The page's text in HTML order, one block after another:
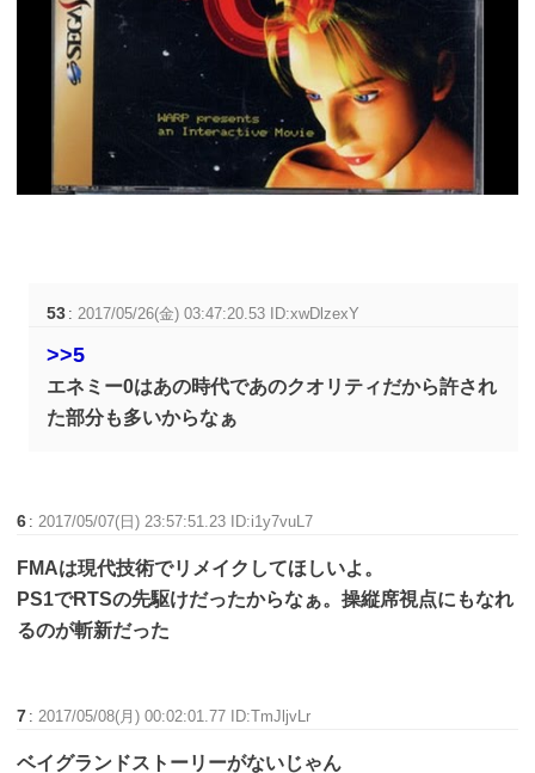
53 :2017/05/26(金) 03:47:20.53 ID:xwDlzexY
>>5
エネミー0はあの時代であのクオリティだから許され
た部分も多いからなぁ
6 :2017/05/07(日) 23:57:51.23 ID:i1y7vuL7
FMAは現代技術でリメイクしてほしいよ。
PS1でRTSの先駆けだったからなぁ。操縦席視点にもなれ
るのが斬新だった
7 :2017/05/08(月) 00:02:01.77 ID:TmJljvLr
ベイグランドストーリーがないじゃん